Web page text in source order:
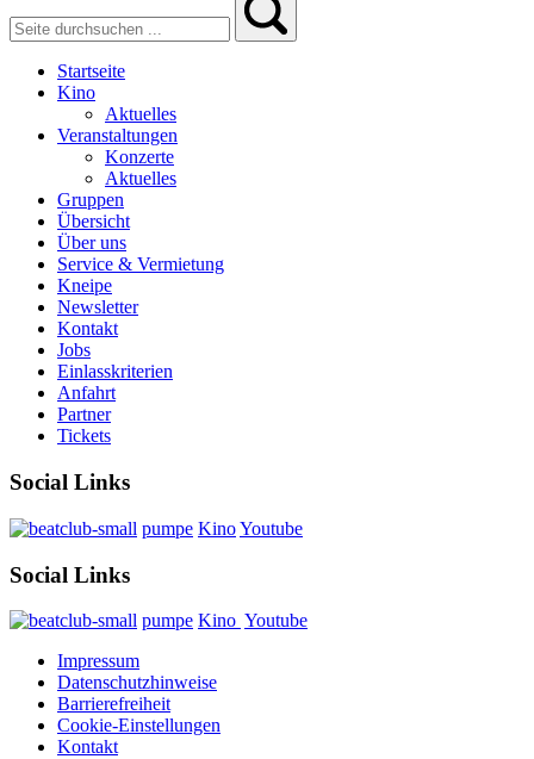
Startseite
Kino
Aktuelles
Veranstaltungen
Konzerte
Aktuelles
Gruppen
Übersicht
Über uns
Service & Vermietung
Kneipe
Newsletter
Kontakt
Jobs
Einlasskriterien
Anfahrt
Partner
Tickets
Social Links
pumpe KinoYoutube
Social Links
pumpe Kino Youtube
Impressum
Datenschutzhinweise
Barrierefreiheit
Cookie-Einstellungen
Kontakt